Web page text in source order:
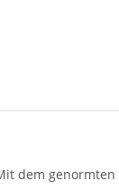
dem genormten